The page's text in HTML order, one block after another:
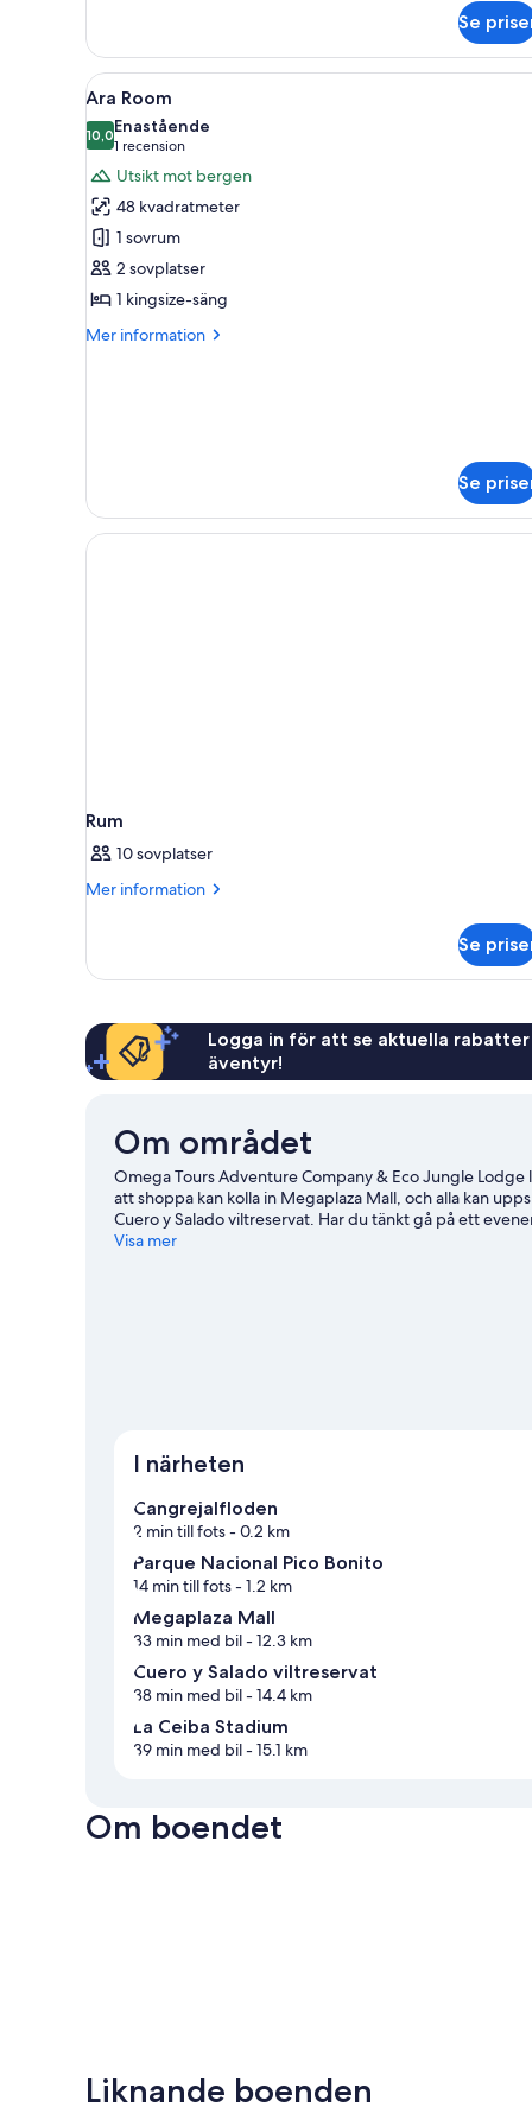
Se
Öppna
alla
foton
för
Ara
Room
Ett rum med en säng, en röd
7
Ara Room
10,010,0 av 10
Enastående
1 recension
(1 recension)
Utsikt mot bergen
48 kvadratmeter
1 sovrum
2 sovplatser
1 kingsize-säng
Mer information
Mer
Se
Rum
10 sovplatser
Mer information
Mer
Se
Logga in för att se aktuella
äventyr!
Om området
Omega Tours Adventure Company & Eco Jungle
att shoppa kan kolla in Megaplaza Mall, och alla kan
Cuero y Salado viltreservat. Har du tänkt gå på ett
gång på La Ceiba Stadium. Ta lite tid för dig själv i de
Visa mer
I närheten
Cangrejalfloden
2 min till fots- 0.2 km
Parque Nacional Pico Bonito
14 min till fots- 1.2 km
Megaplaza Mall
33 min med bil- 12.3 km
Cuero y Salado viltreservat
38 min med bil- 14.4 km
La Ceiba Stadium
39 min med bil- 15.1 km
Om boendet
Liknande boenden